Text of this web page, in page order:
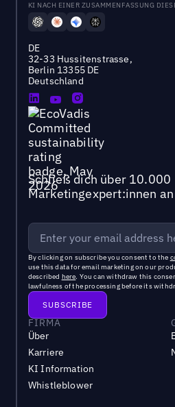
KI NACH EINER ZUSAMMENFASSUNG
DE
32-33 Hussitenstrasse,
Berlin 13355 DE
Deutschland
Schließ dich über 10.000
Marketingexpert:innen an
By clicking on subscribe you consent to the
use this data for email marketing on our
described here. You can withdraw this
lawfulness of the processing before its
FIRMA
Über
Karriere
KI Information
Whistleblower